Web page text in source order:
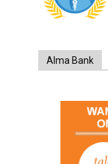
Alma Bank